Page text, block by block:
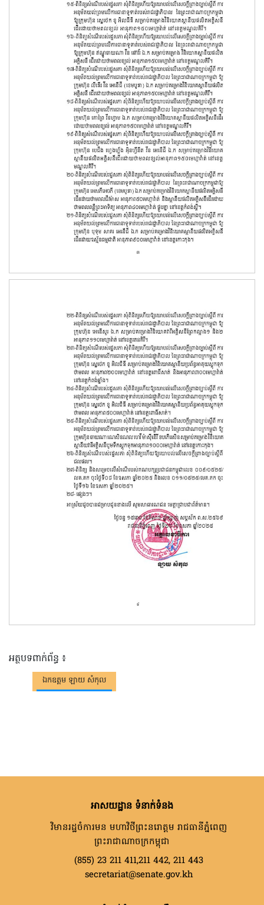
អត្ថបទពាក់ព័ន្ធ ៖
ឯកឧត្តម ឡាយ សំកុល
អាសយដ្ឋាន ទំនាក់ទំនង
វិមានរដ្ឋចំការមន មហាវិថីព្រះនរោត្តម រាជធានីភ្នំពេញ
ព្រះរាជាណាចក្រកម្ពុជា
(855) 23 211 411,211 442, 211 443
secretariat@senate.gov.kh